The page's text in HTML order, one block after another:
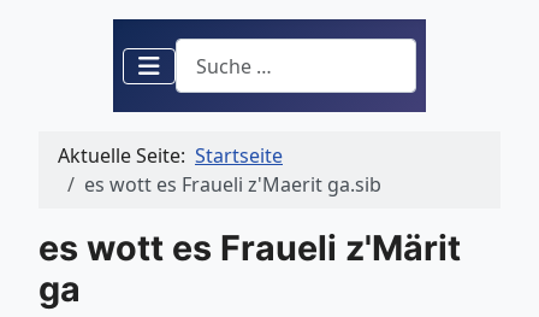
Suchen
Aktuelle Seite: Startseite
es wott es Fraueli z'Maerit ga.sib
es wott es Fraueli z'Märit
ga